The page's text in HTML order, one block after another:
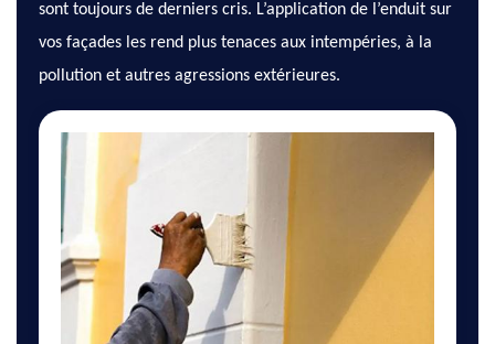
sont toujours de derniers cris. L’application de l’enduit sur
vos façades les rend plus tenaces aux intempéries, à la
pollution et autres agressions extérieures.